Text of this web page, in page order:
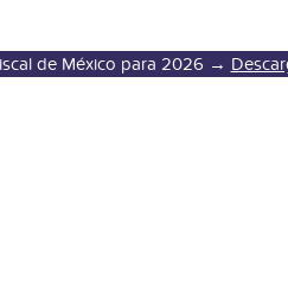
de México para 2026 →